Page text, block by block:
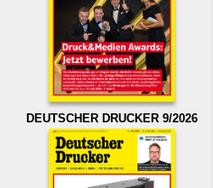
DEUTSCHER DRUCKER 9/2026